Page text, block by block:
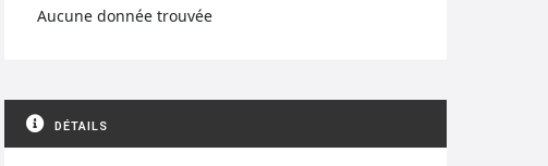
Aucune donnée trouvée
DÉTAILS